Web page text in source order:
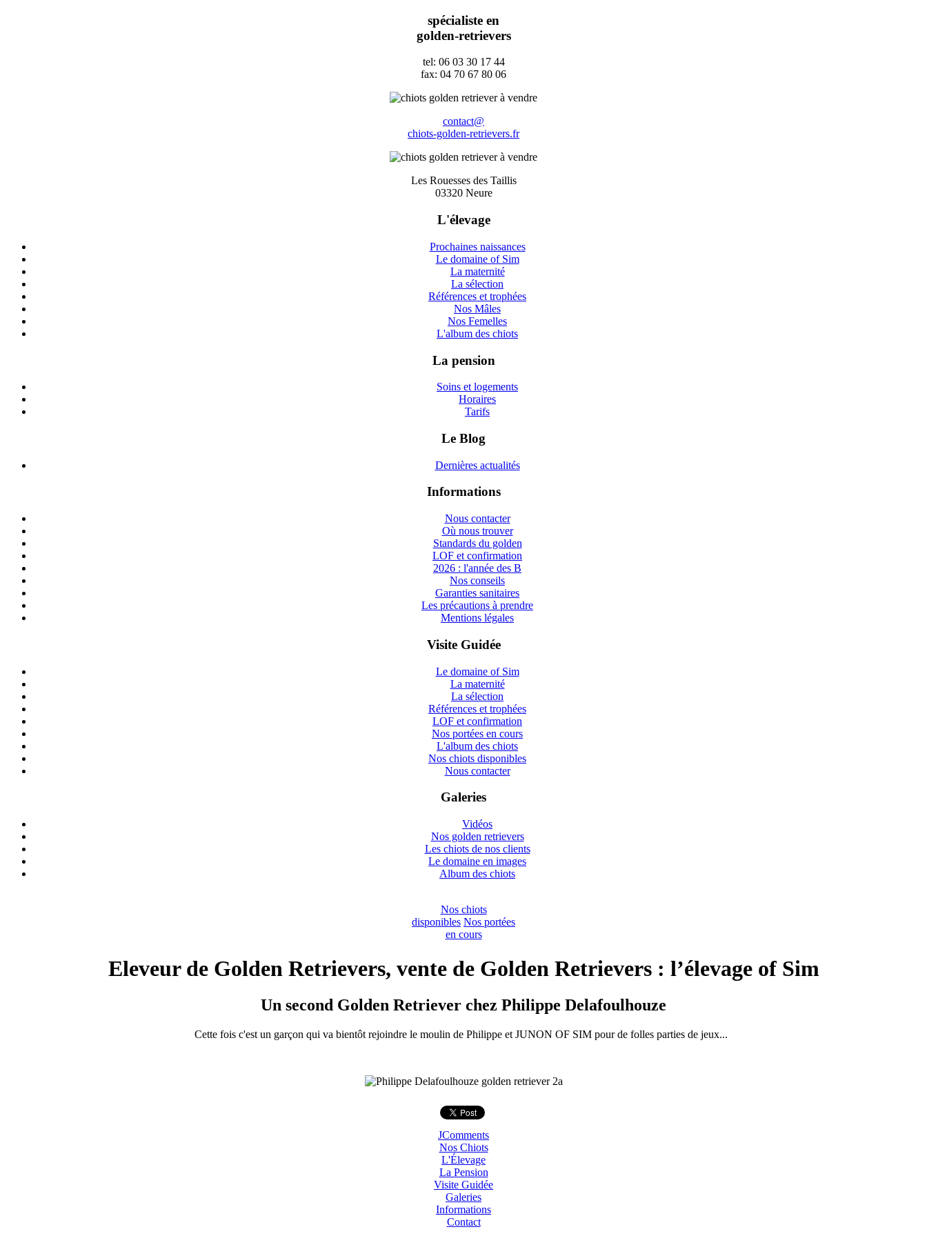
spécialiste en
golden-retrievers
tel: 06 03 30 17 44
fax: 04 70 67 80 06
contact@
chiots-golden-retrievers.fr
Les Rouesses des Taillis
03320 Neure
L'élevage
Prochaines naissances
Le domaine of Sim
La maternité
La sélection
Références et trophées
Nos Mâles
Nos Femelles
L'album des chiots
La pension
Soins et logements
Horaires
Tarifs
Le Blog
Dernières actualités
Informations
Nous contacter
Où nous trouver
Standards du golden
LOF et confirmation
2026 : l'année des B
Nos conseils
Garanties sanitaires
Les précautions à prendre
Mentions légales
Visite Guidée
Le domaine of Sim
La maternité
La sélection
Références et trophées
LOF et confirmation
Nos portées en cours
L'album des chiots
Nos chiots disponibles
Nous contacter
Galeries
Vidéos
Nos golden retrievers
Les chiots de nos clients
Le domaine en images
Album des chiots
Nos chiots
disponibles Nos portées
en cours
Eleveur de Golden Retrievers, vente de Golden Retrievers : l’élevage of Sim
Un second Golden Retriever chez Philippe Delafoulhouze
Cette fois c'est un garçon qui va bientôt rejoindre le moulin de Philippe et JUNON OF SIM pour de folles parties de jeux...
JComments
Nos Chiots
L'Élevage
La Pension
Visite Guidée
Galeries
Informations
Contact